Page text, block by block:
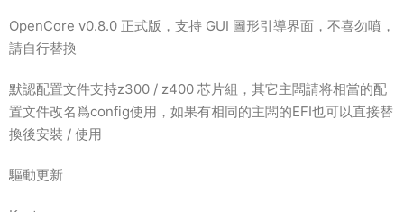
OpenCore v0.8.0 正式版，支持 GUI 圖形引導界面，不喜勿噴，
請自行替換
默認配置文件支持z300 / z400 芯片組，其它主闆請将相當的配
置文件改名爲config使用，如果有相同的主闆的EFI也可以直接替
換後安裝 / 使用
驅動更新